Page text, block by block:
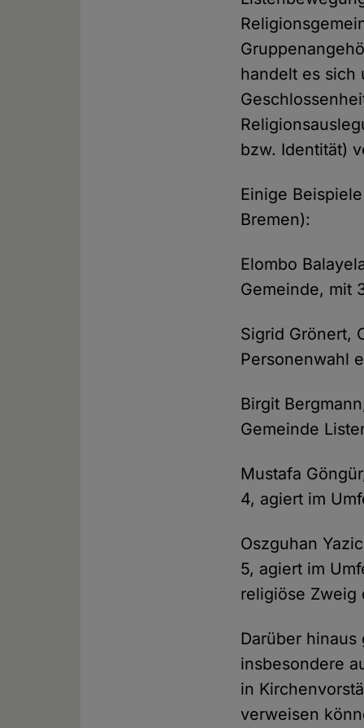
handelt es sich
bzw. Identität)
Einige
Bremen):
Elombo
Gemeinde, mit
Sigrid Grönert,
Personenwahl
Birgit
Gemeinde
Mustafa
4, agiert im
Oszguhan
5, agiert im
religiöse Zweig
Darüber
insbesondere
in
verweisen